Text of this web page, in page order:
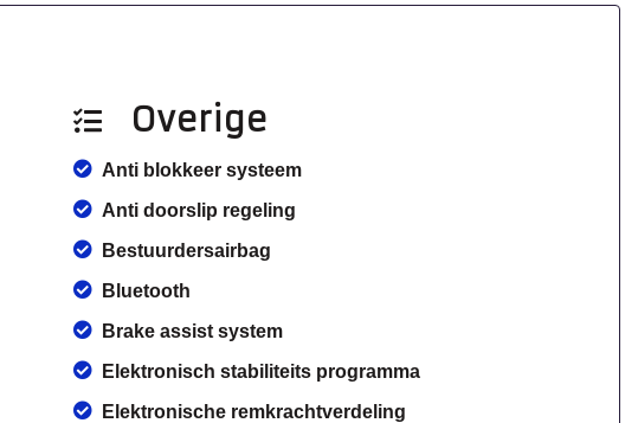
Overige
Anti blokkeer systeem
Anti doorslip regeling
Bestuurdersairbag
Bluetooth
Brake assist system
Elektronisch stabiliteits programma
Elektronische remkrachtverdeling